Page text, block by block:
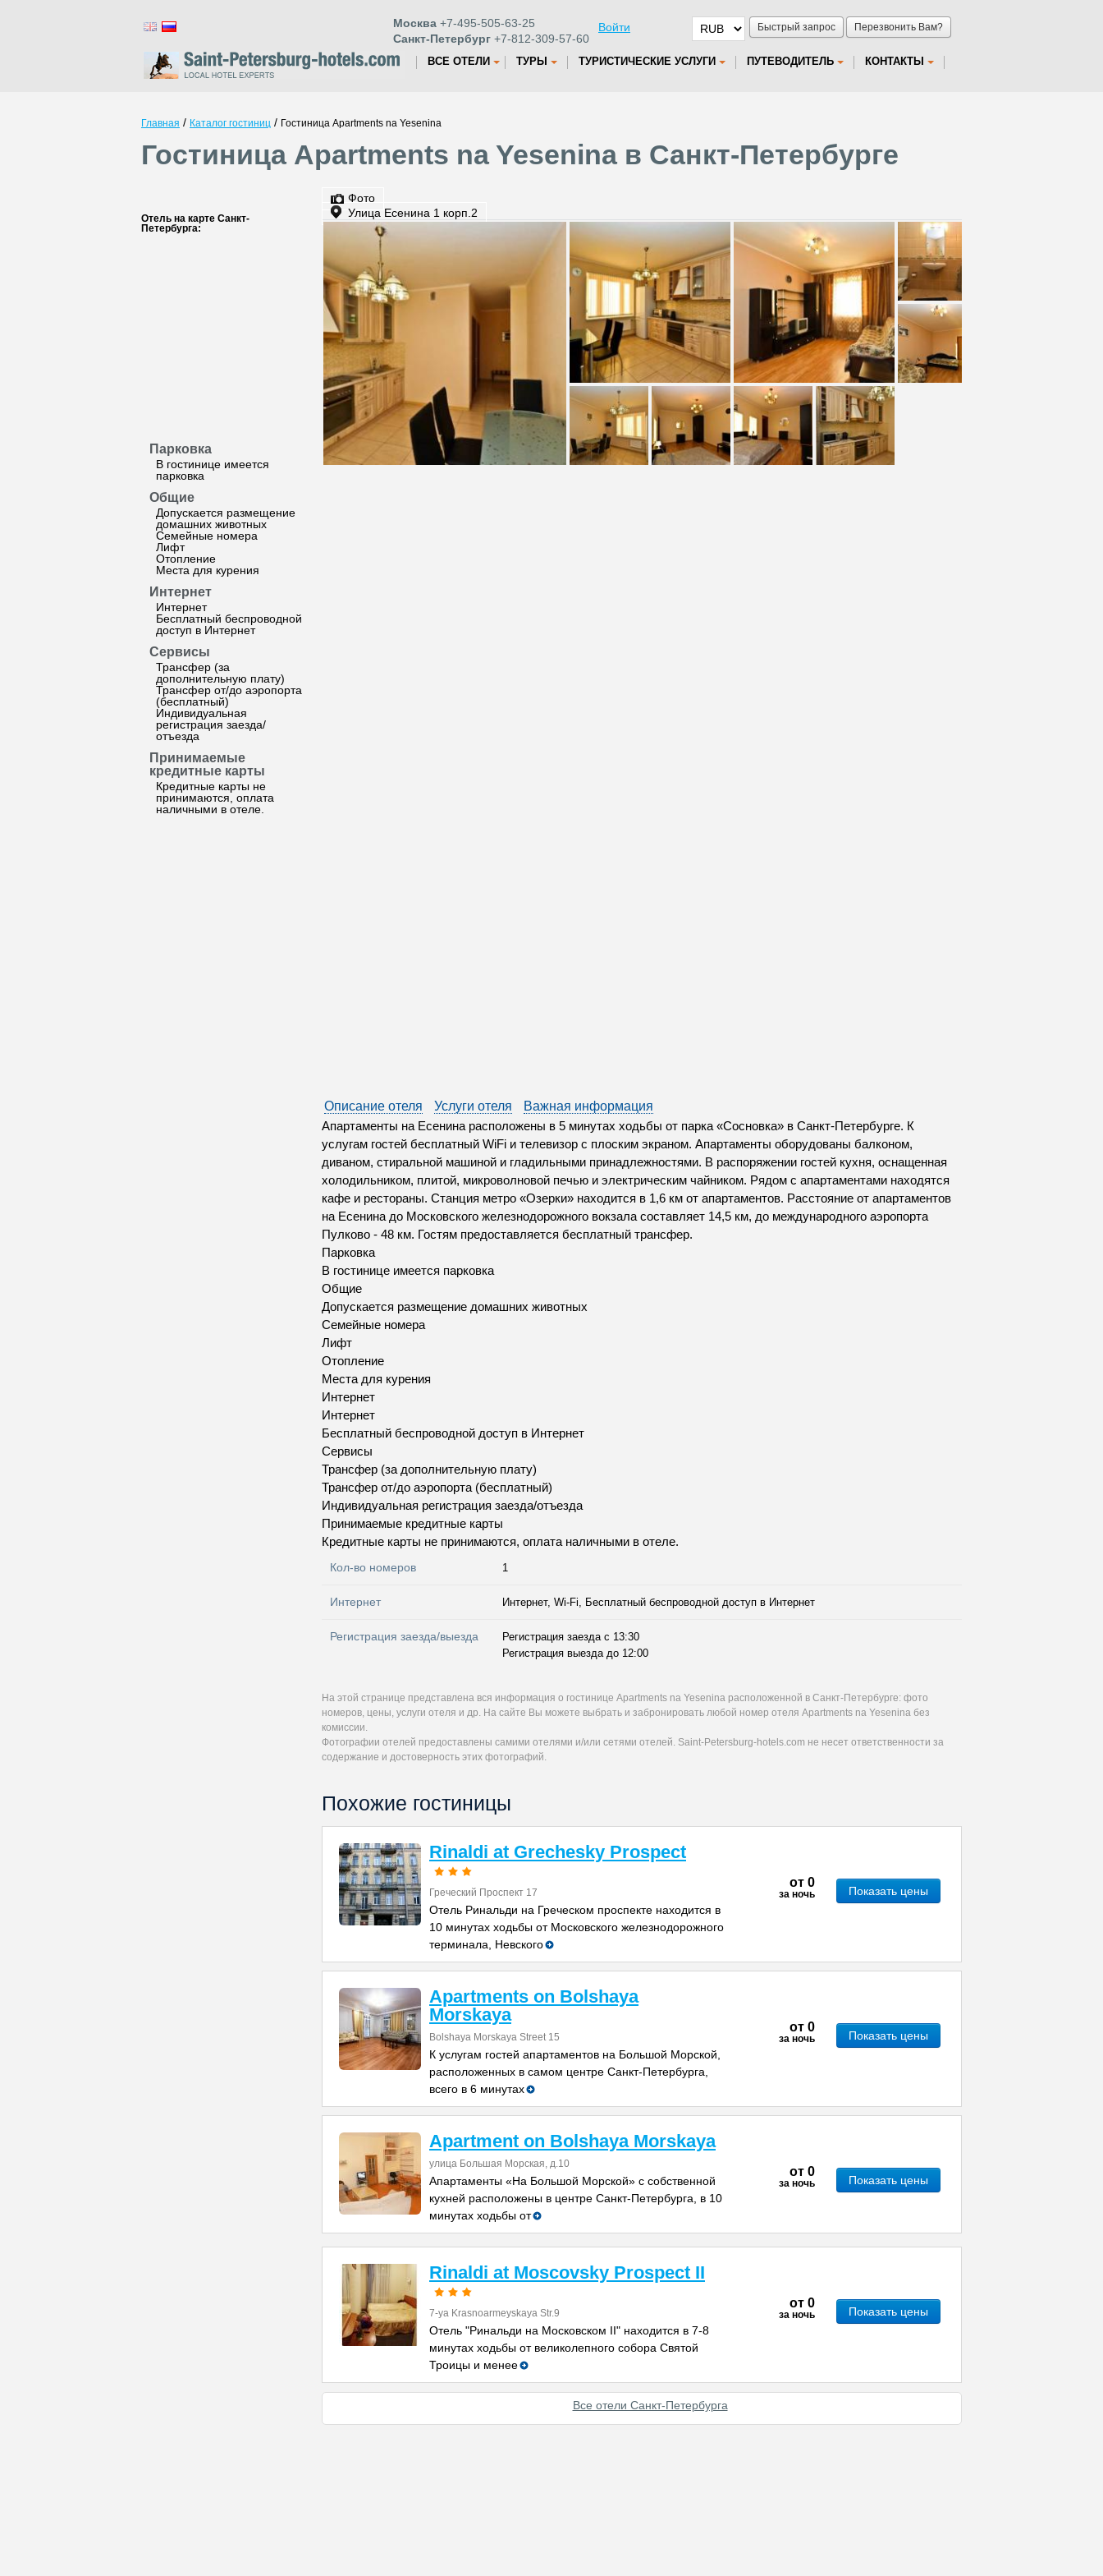
Быстрый запрос Перезвонить Вам?
Москва +7-495-505-63-25
Санкт-Петербург +7-812-309-57-60
Войти
ВСЕ ОТЕЛИ ТУРЫ ТУРИСТИЧЕСКИЕ УСЛУГИ ПУТЕВОДИТЕЛЬ КОНТАКТЫ
Главная / Каталог гостиниц / Гостиница Apartments na Yesenina
Гостиница Apartments na Yesenina в Санкт-Петербурге
Отель на карте Санкт-
Петербурга:
Парковка
В гостинице имеется
парковка
Общие
Допускается размещение
домашних животных
Семейные номера
Лифт
Отопление
Места для курения
Интернет
Интернет
Бесплатный беспроводной
доступ в Интернет
Сервисы
Трансфер (за
дополнительную плату)
Трансфер от/до аэропорта
(бесплатный)
Индивидуальная
регистрация заезда/
отъезда
Принимаемые
кредитные карты
Кредитные карты не
принимаются, оплата
наличными в отеле.
Фото
Улица Есенина 1 корп.2
Описание отеля Услуги отеля
Важная информация
Апартаменты на Есенина расположены в 5 минутах ходьбы от парка «Сосновка» в Санкт-Петербурге. К
услугам гостей бесплатный WiFi и телевизор с плоским экраном. Апартаменты оборудованы балконом,
диваном, стиральной машиной и гладильными принадлежностями. В распоряжении гостей кухня, оснащенная
холодильником, плитой, микроволновой печью и электрическим чайником. Рядом с апартаментами находятся
кафе и рестораны. Станция метро «Озерки» находится в 1,6 км от апартаментов. Расстояние от апартаментов
на Есенина до Московского железнодорожного вокзала составляет 14,5 км, до международного аэропорта
Пулково - 48 км. Гостям предоставляется бесплатный трансфер.
Парковка
В гостинице имеется парковка
Общие
Допускается размещение домашних животных
Семейные номера
Лифт
Отопление
Места для курения
Интернет
Интернет
Бесплатный беспроводной доступ в Интернет
Сервисы
Трансфер (за дополнительную плату)
Трансфер от/до аэропорта (бесплатный)
Индивидуальная регистрация заезда/отъезда
Принимаемые кредитные карты
Кредитные карты не принимаются, оплата наличными в отеле.
Кол-во номеров 1
Интернет Интернет, Wi-Fi, Бесплатный беспроводной доступ в Интернет
Регистрация заезда/выезда
Регистрация заезда с 13:30
Регистрация выезда до 12:00
На этой странице представлена вся информация о гостинице Apartments na Yesenina расположенной в Санкт-Петербурге: фото
номеров, цены, услуги отеля и др. На сайте Вы можете выбрать и забронировать любой номер отеля Apartments na Yesenina без
комиссии.
Фотографии отелей предоставлены самими отелями и/или сетями отелей. Saint-Petersburg-hotels.com не несет ответственности за
содержание и достоверность этих фотографий.
Похожие гостиницы
Rinaldi at Grechesky Prospect
Греческий Проспект 17
Отель Ринальди на Греческом проспекте находится в
10 минутах ходьбы от Московского железнодорожного
терминала, Невского
от 0
за ночь Показать цены
Apartments on Bolshaya
Morskaya
Bolshaya Morskaya Street 15
К услугам гостей апартаментов на Большой Морской,
расположенных в самом центре Санкт-Петербурга,
всего в 6 минутах
от 0
за ночь Показать цены
Apartment on Bolshaya Morskaya
улица Большая Морская, д.10
Апартаменты «На Большой Морской» с собственной
кухней расположены в центре Санкт-Петербурга, в 10
минутах ходьбы от
от 0
за ночь Показать цены
Rinaldi at Moscovsky Prospect II
7-ya Krasnoarmeyskaya Str.9
Отель "Ринальди на Московском II" находится в 7-8
минутах ходьбы от великолепного собора Святой
Троицы и менее
от 0
за ночь Показать цены
Все отели Санкт-Петербурга